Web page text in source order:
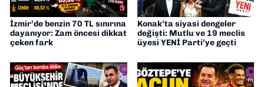
İzmir’de benzin 70 TL sınırına
dayanıyor: Zam öncesi dikkat
çeken fark
Konak’ta siyasi dengeler
değişti: Mutlu ve 19 meclis
üyesi YENİ Parti’ye geçti